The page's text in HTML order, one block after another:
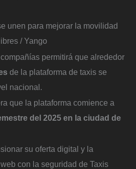
unen para mejorar la movilidad
/ Yango
permitirá que alrededor
de la plataforma de taxis se
nacional.
que la plataforma comience a
del 2025 en la ciudad de
su oferta digital y la
con la seguridad de Taxis